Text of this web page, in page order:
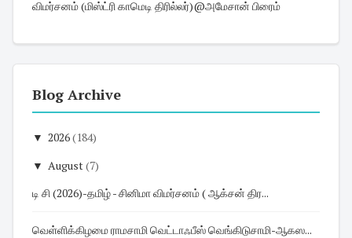
விமர்சனம் (மிஸ்ட்ரி காமெடி திரில்லர்)@அமேசான் பிரைம்
Blog Archive
▼ 2026(184)
▼ August(7)
டி சி (2026)-தமிழ் - சினிமா விமர்சனம் ( ஆக்சன் திர...
வெள்ளிக்கிழமை ராமசாமி வெட்டாஃபீஸ் வெங்கிடுசாமி-ஆகஸ...